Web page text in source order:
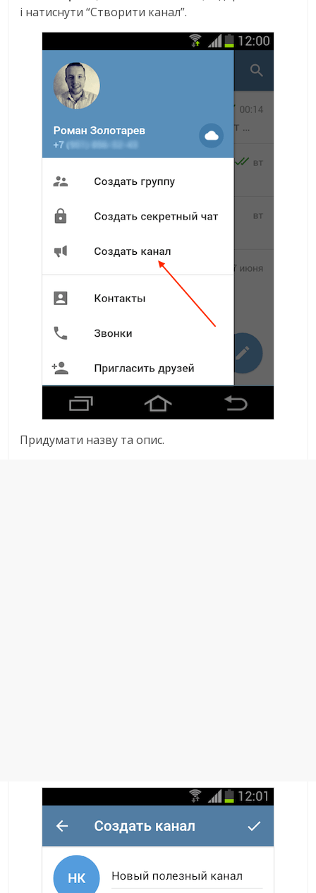
і натиснути “Створити канал”.
Придумати назву та опис.